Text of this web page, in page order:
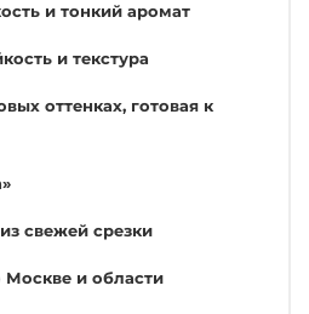
и тонкий аромат
и текстура
оттенках, готовая к
свежей срезки
Москве и области